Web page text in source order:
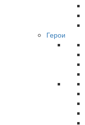
Герои